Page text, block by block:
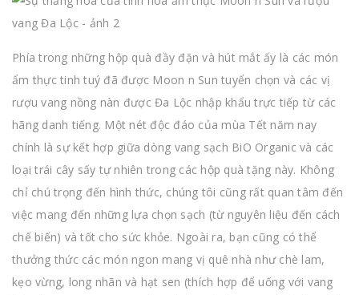
Phía trong những hộp quà đầy đặn và hút mắt ấy là các món
ẩm thực tinh tuý đã được Moon n Sun tuyển chọn và các vị
rượu vang nồng nàn được Đa Lộc nhập khẩu trực tiếp từ các
hãng danh tiếng. Một nét độc đáo của mùa Tết năm nay
chính là sự kết hợp giữa dòng vang sạch BiO Organic và các
loại trái cây sấy tự nhiên trong các hộp quà tặng này. Không
chỉ chú trọng đến hình thức, chúng tôi cũng rất quan tâm đến
việc mang đến những lựa chọn sạch (từ nguyên liệu đến cách
chế biến) và tốt cho sức khỏe. Ngoài ra, bạn cũng có thể
thưởng thức các món ngon mang vị quê nhà như chè lam,
kẹo vừng, long nhãn và hạt sen (thích hợp để uống với vang